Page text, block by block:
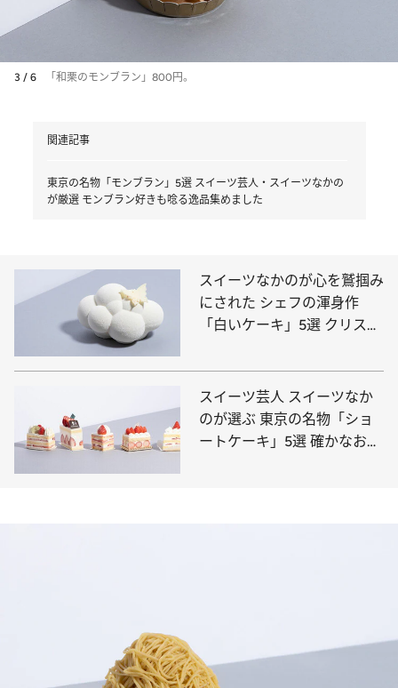
3 / 6 「和栗のモンブラン」800円。
関連記事
東京の名物「モンブラン」5選 スイーツ芸人・スイーツなかの
が厳選 モンブラン好きも唸る逸品集めました
スイーツなかのが心を鷲掴み
にされた シェフの渾身作
「白いケーキ」5選 クリスマ
スイーツ芸人 スイーツなか
のが選ぶ 東京の名物「ショ
ートケーキ」5選 確かなおい